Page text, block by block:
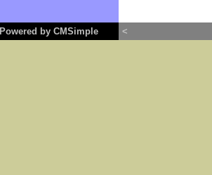
Powered by CMSimple <